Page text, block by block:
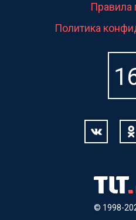
© 1998-
Правила
Политика